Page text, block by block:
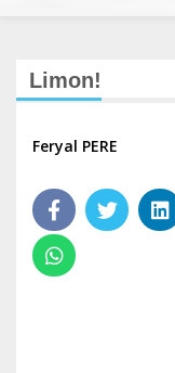
Limon!
Feryal PERE